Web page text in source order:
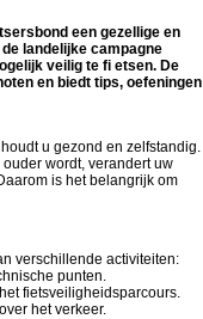
een gezellige en
landelijke campagne
veilig te fi etsen. De
en biedt tips, oefeningen
u gezond en zelfstandig.
wordt, verandert uw
is het belangrijk om
verschillende activiteiten:
punten.
fietsveiligheidsparcours.
het verkeer.